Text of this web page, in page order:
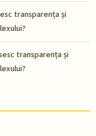
transparența și
transparența și